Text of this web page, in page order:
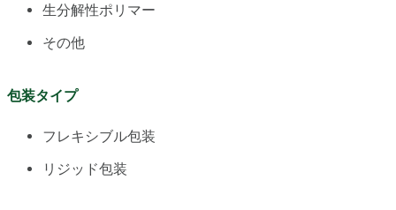
生分解性ポリマー
その他
包装タイプ
フレキシブル包装
リジッド包装